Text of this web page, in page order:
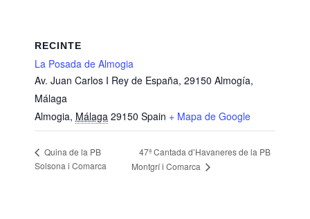
RECINTE
La Posada de Almogia
Av. Juan Carlos I Rey de España, 29150 Almogía,
Málaga
Almogia, Málaga 29150 Spain + Mapa de Google
Quina de la PB
Solsona i Comarca
47ª Cantada d’Havaneres de la PB
Montgrí i Comarca